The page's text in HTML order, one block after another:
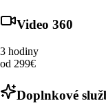
Video 360
3 hodiny
od 299€
Doplnkové